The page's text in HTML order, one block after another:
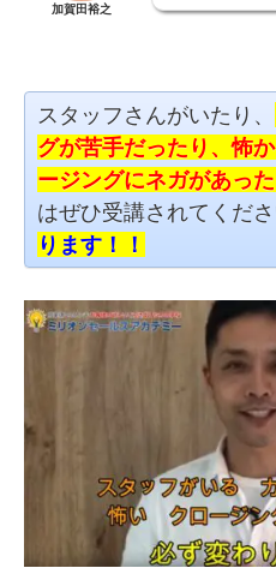
加賀田裕之
スタッフさんがいたり、
グが苦手だったり、怖
ージングにネガがあった
はぜひ受講されてくださ
ります！！